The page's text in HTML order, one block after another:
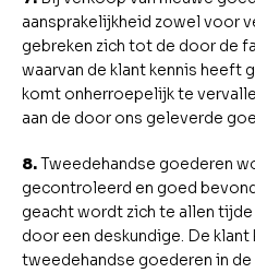
aansprakelijkheid zowel voor
gebreken zich tot de door de
waarvan de klant kennis heeft
komt onherroepelijk te
aan de door ons geleverde
8.Tweedehandse goederen
gecontroleerd en goed
geacht wordt zich te allen
door een deskundige. De
tweedehandse goederen in de